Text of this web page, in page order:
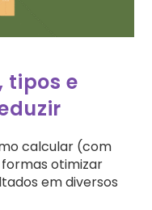
tipos e
calcular (com
otimizar
em diversos